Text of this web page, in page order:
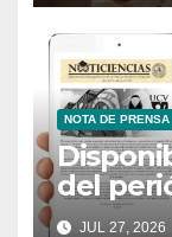
NOTA DE PRENSA
del
JUL 27, 2026